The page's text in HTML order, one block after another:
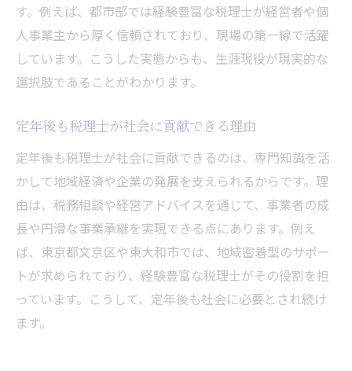
す。例えば、都市部では経験豊富な税理士が経営者や個
人事業主から厚く信頼されており、現場の第一線で活躍
しています。こうした実態からも、生涯現役が現実的な
選択肢であることがわかります。
定年後も税理士が社会に貢献できる理由
定年後も税理士が社会に貢献できるのは、専門知識を活
かして地域経済や企業の発展を支えられるからです。理
由は、税務相談や経営アドバイスを通じて、事業者の成
長や円滑な事業承継を実現できる点にあります。例え
ば、東京都文京区や東大和市では、地域密着型のサポー
トが求められており、経験豊富な税理士がその役割を担
っています。こうして、定年後も社会に必要とされ続け
ます。